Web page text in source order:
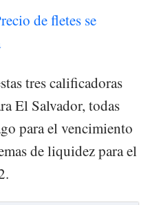
de fletes se
tres calificadoras
El Salvador, todas
para el vencimiento
de liquidez para el